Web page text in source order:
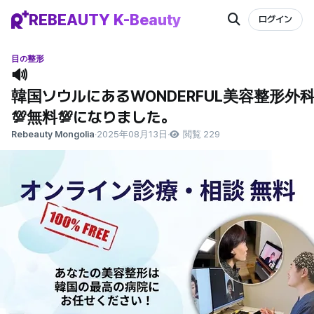
REBEAUTY K-Beauty ログイン
目の整形
🔊
韓国ソウルにあるWONDERFUL美容整形外
💯無料💯になりました。
Rebeauty Mongolia·2025年08月13日 · 閲覧 229